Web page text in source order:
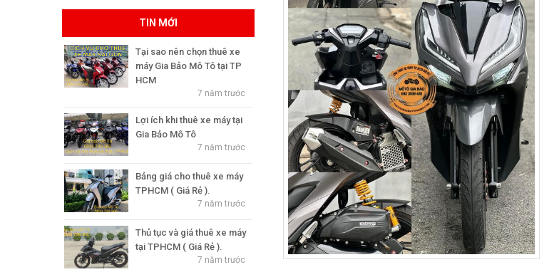
TIN MỚI
Tại sao nên chọn thuê xe
máy Gia Bảo Mô Tô tại TP
HCM
7 năm trước
Lợi ích khi thuê xe máy tại
Gia Bảo Mô Tô
7 năm trước
Bảng giá cho thuê xe máy
TPHCM ( Giá Rẻ ).
7 năm trước
Thủ tục và giá thuê xe máy
tại TPHCM ( Giá Rẻ ).
7 năm trước